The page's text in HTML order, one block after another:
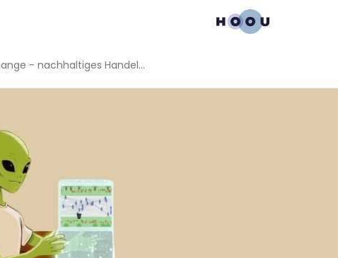
Agents of Change - nachhaltiges Handeln ins Rollen bringen